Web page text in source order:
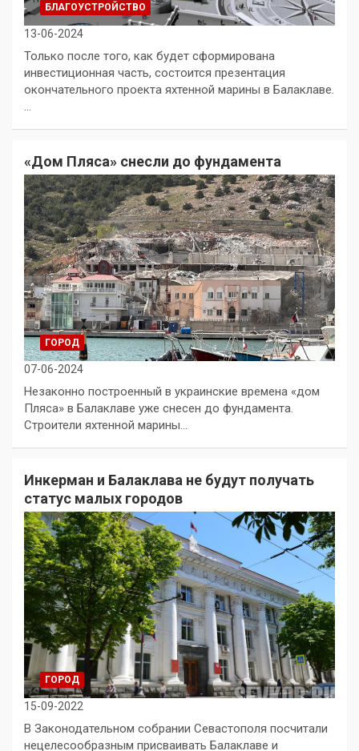
БЛАГОУСТРОЙСТВО
13-06-2024
Только после того, как будет сформирована
инвестиционная часть, состоится презентация
окончательного проекта яхтенной марины в Балаклаве.
…
«Дом Пляса» снесли до фундамента
ГОРОД
07-06-2024
Незаконно построенный в украинские времена «дом
Пляса» в Балаклаве уже снесен до фундамента.
Строители яхтенной марины…
Инкерман и Балаклава не будут получать
статус малых городов
ГОРОД
15-09-2022
В Законодательном собрании Севастополя посчитали
нецелесообразным присваивать Балаклаве и